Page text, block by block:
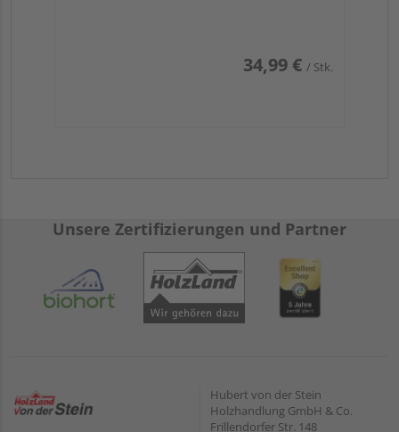
34,99 € / Stk.
Unsere Zertifizierungen und Partner
Hubert von der Stein
Holzhandlung GmbH & Co.
Frillendorfer Str. 148